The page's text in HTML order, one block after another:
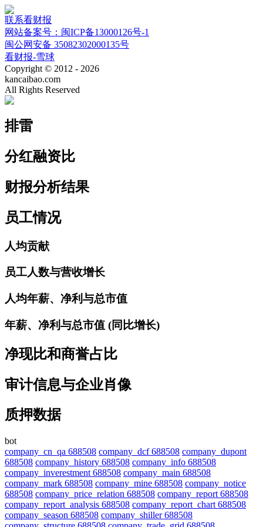
联系看财报
网站备案号：闽ICP备13000126号-1
闽公网安备 35082302000135号
看财报-雪球
Copyright © 2012 - 2026
kancaibao.com
All Rights Reserved
排雷
分红融资比
财报分析结果
员工情况
人均贡献
员工人数与营收增长
人均年薪、净利与总市值
年薪、净利与总市值 (同比增长)
净现比和商誉占比
审计信息与企业肖像
质押数据
bot
company_cn_qa 688508 company_dcf 688508 company_dupont
688508 company_history 688508 company_info 688508
company_inverestment 688508 company_main 688508
company_mark 688508 company_mine 688508 company_notice
688508 company_price_relation 688508 company_report 688508
company_report_analysis 688508 company_report_chart 688508
company_season 688508 company_shiller 688508